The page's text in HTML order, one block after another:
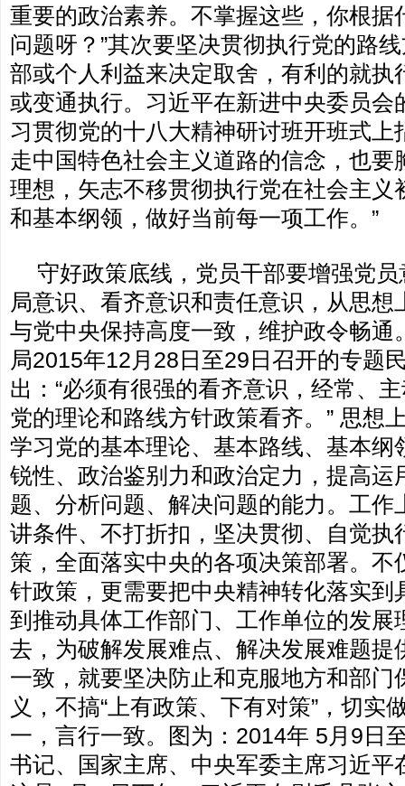
重要的政治素养。不掌握这些，你根据
问题呀？”其次要坚决贯彻执行党的路
部或个人利益来决定取舍，有利的就执
或变通执行。习近平在新进中央委员会
习贯彻党的十八大精神研讨班开班式上
走中国特色社会主义道路的信念，也要
理想，矢志不移贯彻执行党在社会主义
和基本纲领，做好当前每一项工作。”
守好政策底线，党员干部要增强党
局意识、看齐意识和责任意识，从思想
与党中央保持高度一致，维护政令畅通
局2015年12月28日至29日召开的专题
出：“必须有很强的看齐意识，经常、
党的理论和路线方针政策看齐。” 思想
学习党的基本理论、基本路线、基本纲
锐性、政治鉴别力和政治定力，提高运
题、分析问题、解决问题的能力。工作
讲条件、不打折扣，坚决贯彻、自觉执
策，全面落实中央的各项决策部署。不
针政策，更需要把中央精神转化落实到
到推动具体工作部门、工作单位的发展
去，为破解发展难点、解决发展难题提
一致，就要坚决防止和克服地方和部门
义，不搞“上有政策、下有对策”，切实
一，言行一致。图为：2014年 5月9日
书记、国家主席、中央军委主席习近平